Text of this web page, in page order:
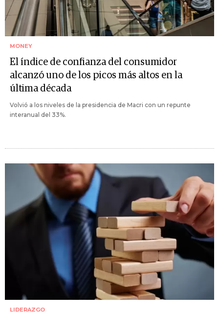
MONEY
El índice de confianza del consumidor
alcanzó uno de los picos más altos en la
última década
Volvió a los niveles de la presidencia de Macri con un repunte
interanual del 33%.
LIDERAZGO